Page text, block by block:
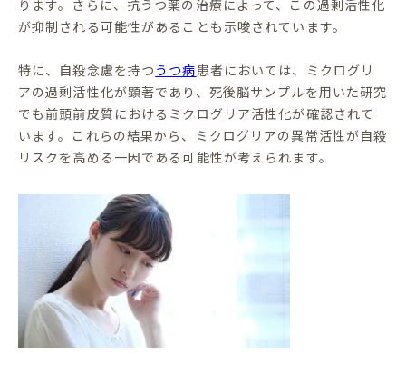
ります。さらに、抗うつ薬の治療によって、この過剰活性化
が抑制される可能性があることも示唆されています。
特に、自殺念慮を持つ うつ病患者においては、ミクログリ
アの過剰活性化が顕著であり、死後脳サンプルを用いた研究
でも前頭前皮質におけるミクログリア活性化が確認されて
います。これらの結果から、ミクログリアの異常活性が自殺
リスクを高める一因である可能性が考えられます。